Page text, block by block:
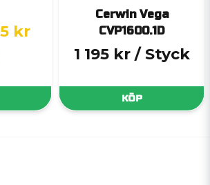
kr
Cerwin Vega
CVP1600.1D
1 195 kr / Styck
KÖP